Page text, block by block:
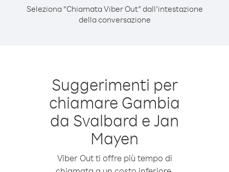
Seleziona “Chiamata Viber Out” dall’intestazione
della conversazione
Suggerimenti per
chiamare Gambia
da Svalbard e Jan
Mayen
Viber Out ti offre più tempo di